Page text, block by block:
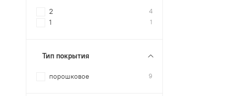
2 4
1 1
Тип покрытия
порошковое 9